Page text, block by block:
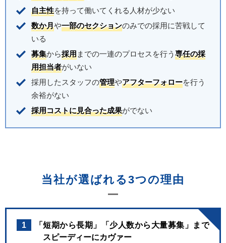
自主性を持って働いてくれる人材が少ない
数か月や一部のセクションのみでの採用に苦戦して
いる
募集から採用までの一連のプロセスを行う 専任の採
用担当者がいない
採用したスタッフの管理やアフターフォローを行う
余裕がない
採用コストに見合った成果がでない
当社が選ばれる3つの理由
1
「短期から長期」「少人数から大量募集」まで
スピーディーにカヴァー